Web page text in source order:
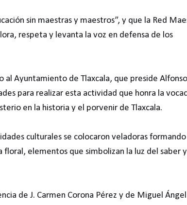
sin maestras y maestros”, y que la Red
respeta y levanta la voz en defensa de los
Ayuntamiento de Tlaxcala, que preside Alfonso
para realizar esta actividad que honra la
en la historia y el porvenir de Tlaxcala.
culturales se colocaron veladoras
floral, elementos que simbolizan la luz del saber
de J. Carmen Corona Pérez y de Miguel